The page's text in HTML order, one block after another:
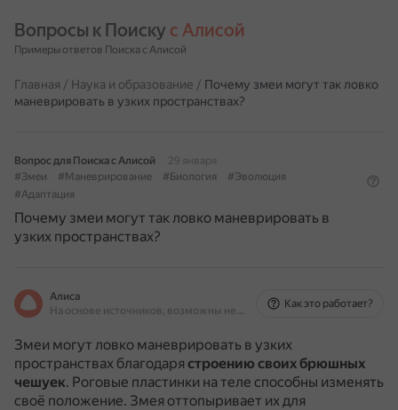
Вопросы к Поиску с Алисой
Примеры ответов Поиска с Алисой
Главная / Наука и образование / Почему змеи могут так ловко
маневрировать в узких пространствах?
Вопрос для Поиска с Алисой
29 января
#Змеи
#Маневрирование #Биология
#Эволюция
#Адаптация
Почему змеи могут так ловко маневрировать в
узких пространствах?
Алиса
На основе источников, возможны неточности
Как это работает?
Змеи могут ловко маневрировать в узких
пространствах благодаря строению своих брюшных
чешуек. Роговые пластинки на теле способны изменять
своё положение. Змея оттопыривает их для